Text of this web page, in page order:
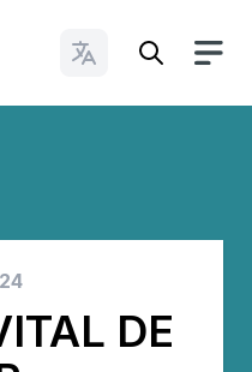
Cambiar idioma
DE